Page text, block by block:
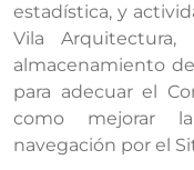
estadística, y
Vila
almacenamiento
para adecuar el
como mejorar
navegación por el